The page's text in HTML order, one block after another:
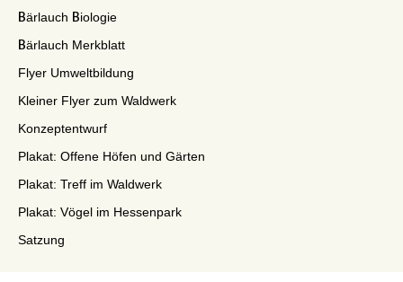
Bärlauch Biologie
Bärlauch Merkblatt
Flyer Umweltbildung
Kleiner Flyer zum Waldwerk
Konzeptentwurf
Plakat: Offene Höfen und Gärten
Plakat: Treff im Waldwerk
Plakat: Vögel im Hessenpark
Satzung